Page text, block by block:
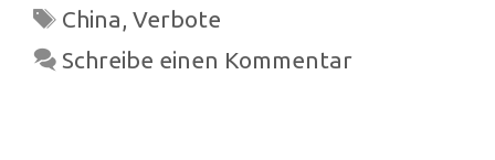
Schlagwörter
China, Verbote
Schreibe einen Kommentar